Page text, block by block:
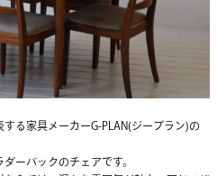
る家具メーカーG-PLAN(ジープラン)の
ーバックのチェアです。